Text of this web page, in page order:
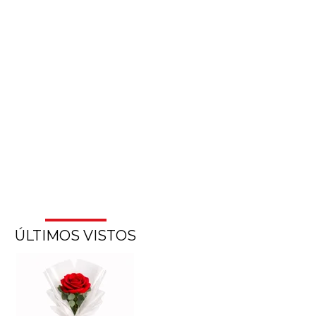
ÚLTIMOS VISTOS